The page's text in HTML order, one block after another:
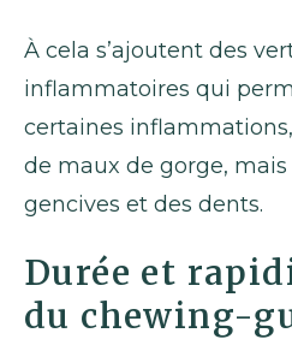
À cela s’ajoutent des
inflammatoires qui
certaines
de maux de gorge,
gencives et des dents.
Durée et
du chewing-